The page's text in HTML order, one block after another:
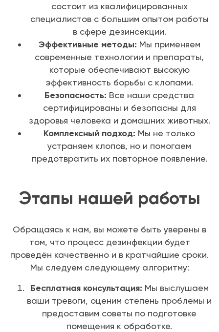
состоит из квалифицированных
специалистов с большим опытом работы
в сфере дезинсекции.
Эффективные методы: Мы применяем
современные технологии и препараты,
которые обеспечивают высокую
эффективность борьбы с клопами.
Безопасность: Все наши средства
сертифицированы и безопасны для
здоровья человека и домашних животных.
Комплексный подход: Мы не только
устраняем клопов, но и помогаем
предотвратить их повторное появление.
Этапы нашей работы
Обращаясь к нам, вы можете быть уверены в
том, что процесс дезинфекции будет
проведён качественно и в кратчайшие сроки.
Мы следуем следующему алгоритму:
Бесплатная консультация: Мы выслушаем
ваши тревоги, оценим степень проблемы и
предоставим советы по подготовке
помещения к обработке.